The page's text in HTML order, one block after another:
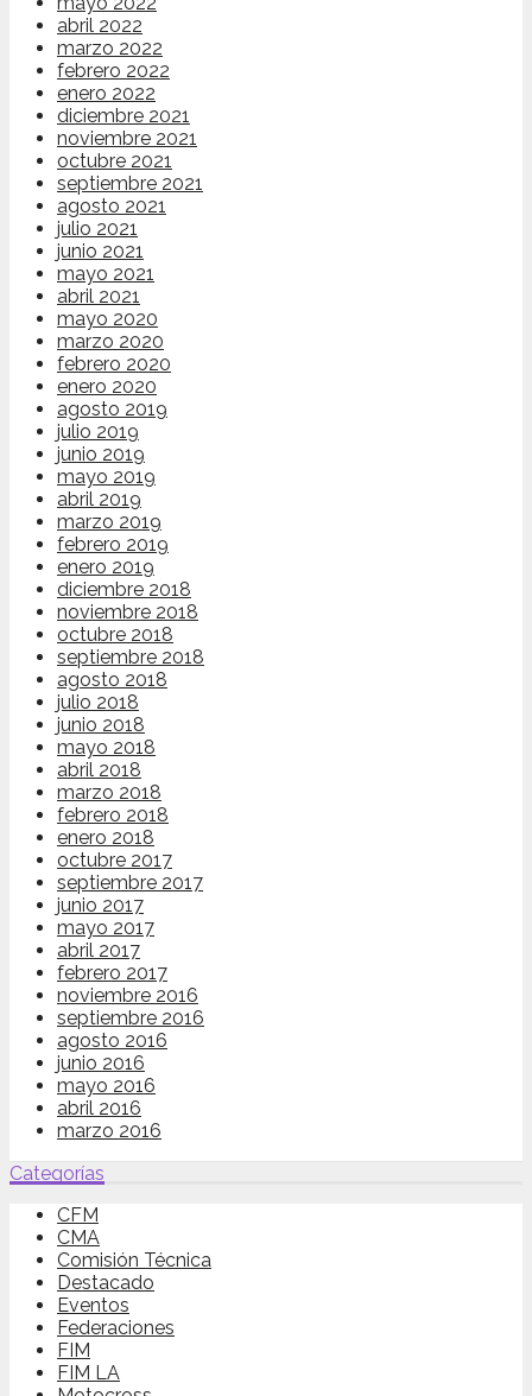
abril 2022
marzo 2022
febrero 2022
enero 2022
diciembre 2021
noviembre 2021
octubre 2021
septiembre 2021
agosto 2021
julio 2021
junio 2021
mayo 2021
abril 2021
mayo 2020
marzo 2020
febrero 2020
enero 2020
agosto 2019
julio 2019
junio 2019
mayo 2019
abril 2019
marzo 2019
febrero 2019
enero 2019
diciembre 2018
noviembre 2018
octubre 2018
septiembre 2018
agosto 2018
julio 2018
junio 2018
mayo 2018
abril 2018
marzo 2018
febrero 2018
enero 2018
octubre 2017
septiembre 2017
junio 2017
mayo 2017
abril 2017
febrero 2017
noviembre 2016
septiembre 2016
agosto 2016
junio 2016
mayo 2016
abril 2016
marzo 2016
Categorías
CFM
CMA
Comisión Técnica
Destacado
Eventos
Federaciones
FIM
FIM LA